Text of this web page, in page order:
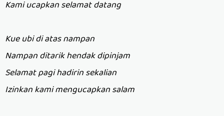
Kami ucapkan selamat datang
Kue ubi di atas nampan
Nampan ditarik hendak dipinjam
Selamat pagi hadirin sekalian
Izinkan kami mengucapkan salam